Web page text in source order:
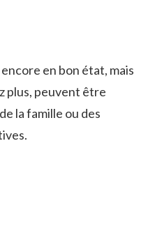
en bon état, mais
plus, peuvent être
la famille ou des